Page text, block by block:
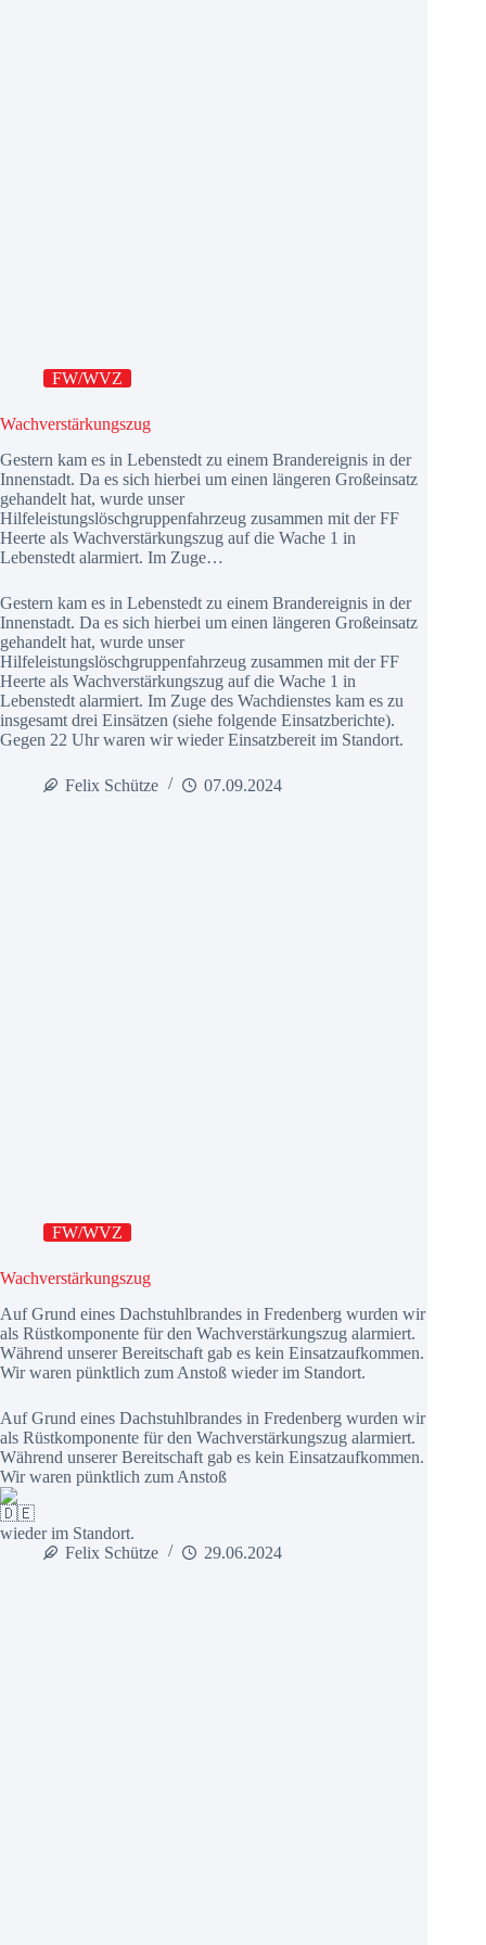
FW/WVZ
Wachverstärkungszug
Gestern kam es in Lebenstedt zu einem Brandereignis in der
Innenstadt. Da es sich hierbei um einen längeren Großeinsatz
gehandelt hat, wurde unser
Hilfeleistungslöschgruppenfahrzeug zusammen mit der FF
Heerte als Wachverstärkungszug auf die Wache 1 in
Lebenstedt alarmiert. Im Zuge…
Gestern kam es in Lebenstedt zu einem Brandereignis in der
Innenstadt. Da es sich hierbei um einen längeren Großeinsatz
gehandelt hat, wurde unser
Hilfeleistungslöschgruppenfahrzeug zusammen mit der FF
Heerte als Wachverstärkungszug auf die Wache 1 in
Lebenstedt alarmiert. Im Zuge des Wachdienstes kam es zu
insgesamt drei Einsätzen (siehe folgende Einsatzberichte).
Gegen 22 Uhr waren wir wieder Einsatzbereit im Standort.
Felix Schütze 07.09.2024
FW/WVZ
Wachverstärkungszug
Auf Grund eines Dachstuhlbrandes in Fredenberg wurden wir
als Rüstkomponente für den Wachverstärkungszug alarmiert.
Während unserer Bereitschaft gab es kein Einsatzaufkommen.
Wir waren pünktlich zum Anstoß wieder im Standort.
Auf Grund eines Dachstuhlbrandes in Fredenberg wurden wir
als Rüstkomponente für den Wachverstärkungszug alarmiert.
Während unserer Bereitschaft gab es kein Einsatzaufkommen.
Wir waren pünktlich zum Anstoß
wieder im Standort.
Felix Schütze
29.06.2024